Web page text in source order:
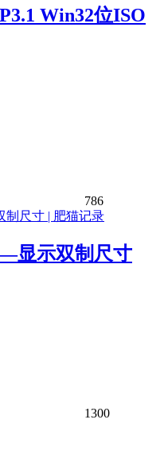
Win32位ISO
786
显示双制尺寸
1300